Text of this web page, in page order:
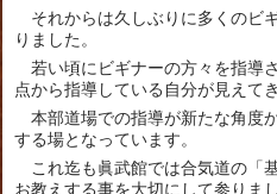
それからは久しぶりに多くのビ
りました。
若い頃にビギナーの方々を指導
点から指導している自分が見えて
本部道場での指導が新たな角度
する場となっています。
これ迄も眞武館では合気道の「
お教えする事を大切にして参りまし